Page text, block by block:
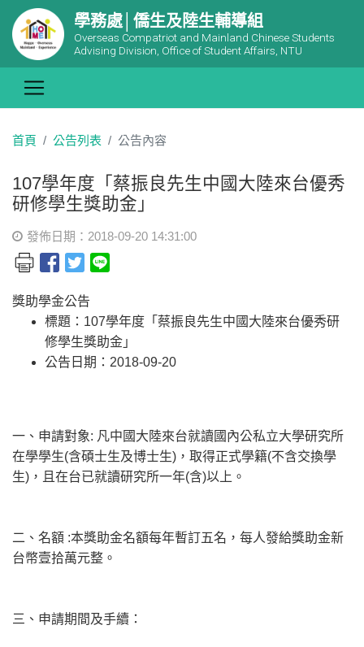
學務處│僑生及陸生輔導組
Overseas Compatriot and Mainland Chinese Students
Advising Division, Office of Student Affairs, NTU
首頁 公告列表 公告內容
107學年度「蔡振良先生中國大陸來台優秀
研修學生獎助金」
發佈日期：2018-09-20 14:31:00
獎助學金公告
標題：107學年度「蔡振良先生中國大陸來台優秀研
修學生獎助金」
公告日期：2018-09-20
一、申請對象: 凡中國大陸來台就讀國內公私立大學研究所
在學學生(含碩士生及博士生)，取得正式學籍(不含交換學
生)，且在台已就讀研究所一年(含)以上。
二、名額 :本獎助金名額每年暫訂五名，每人發給獎助金新
台幣壹拾萬元整。
三、申請期間及手續：